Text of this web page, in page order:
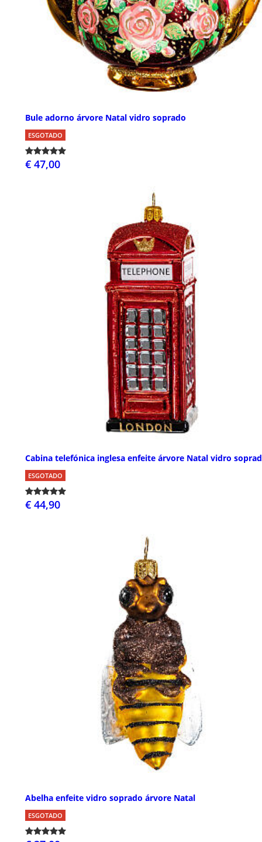
Bule adorno árvore Natal vidro soprado
ESGOTADO
€ 47,00
Cabina telefónica inglesa enfeite árvore Natal vidro
ESGOTADO
€ 44,90
Abelha enfeite vidro soprado árvore Natal
ESGOTADO